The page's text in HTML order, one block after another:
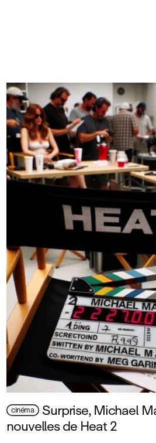
cinéma Surprise, Michael
nouvelles de Heat 2